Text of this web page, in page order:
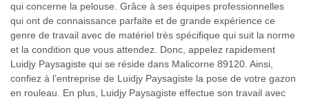
qui concerne la pelouse. Grâce à ses équipes professionnelles
qui ont de connaissance parfaite et de grande expérience ce
genre de travail avec de matériel très spécifique qui suit la norme
et la condition que vous attendez. Donc, appelez rapidement
Luidjy Paysagiste qui se réside dans Malicorne 89120. Ainsi,
confiez à l’entreprise de Luidjy Paysagiste la pose de votre gazon
en rouleau. En plus, Luidjy Paysagiste effectue son travail avec